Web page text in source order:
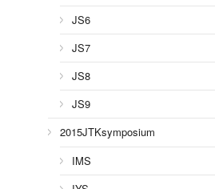
JS6
JS7
JS8
JS9
2015JTKsymposium
IMS